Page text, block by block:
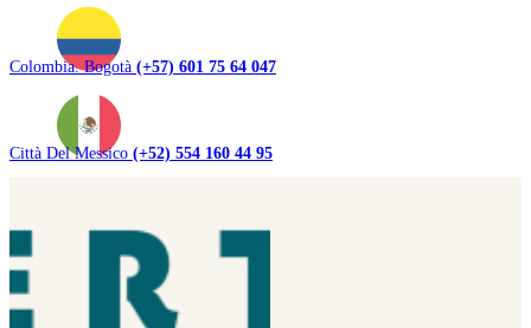
Colombia. Bogotà (+57) 601 75 64 047
Città Del Messico (+52) 554 160 44 95